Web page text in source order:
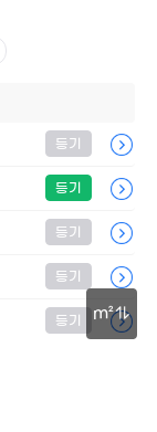
16.5
m²
등기
등기
등기
등기
등기